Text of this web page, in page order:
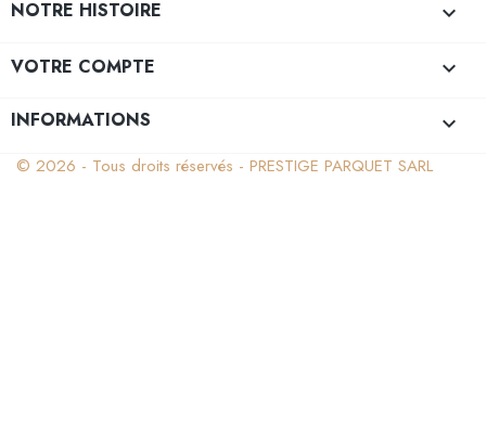
NOTRE HISTOIRE 
VOTRE COMPTE 
INFORMATIONS keyboard_arrow_down
© 2026 - Tous droits réservés - PRESTIGE PARQUET SARL